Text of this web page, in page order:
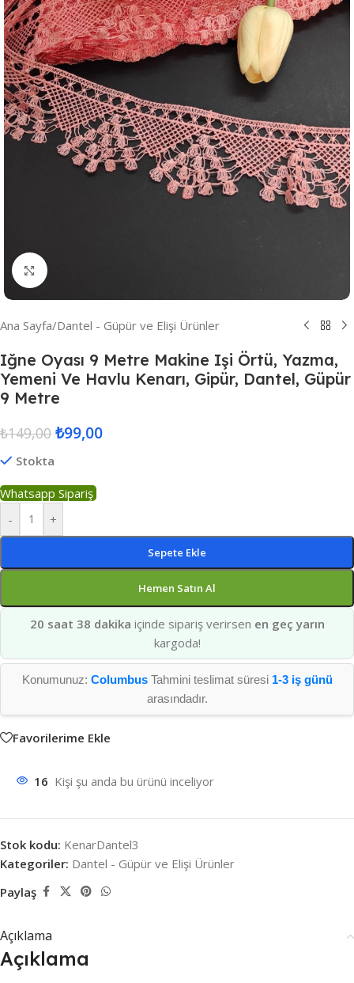
Resmi Büyüt
Ana Sayfa/Dantel - Güpür ve Elişi Ürünler
Iğne Oyası 9 Metre Makine Işi Örtü, Yazma,
Yemeni Ve Havlu Kenarı, Gipür, Dantel, Güpür
9 Metre
₺149,00 ₺99,00
Stokta
Whatsapp Sipariş
-
+
Sepete Ekle
Hemen Satın Al
20 saat 38 dakika içinde sipariş verirsen en geç yarın
kargoda!
Konumunuz: ColumbusTahmini teslimat süresi 1-3 iş günü
arasındadır.
Favorilerime Ekle
16 Kişi şu anda bu ürünü inceliyor
Stok kodu: KenarDantel3
Kategoriler: Dantel - Güpür ve Elişi Ürünler
Paylaş
Açıklama
Açıklama